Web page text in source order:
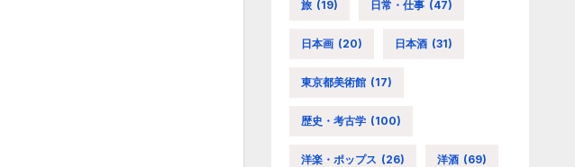
旅 (19) 日常・仕事 (47)
日本画 (20) 日本酒 (31)
東京都美術館 (17)
歴史・考古学 (100)
洋楽・ポップス (26) 洋酒 (69)